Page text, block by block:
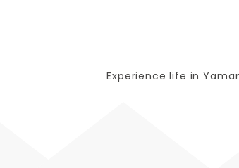
Experience life in